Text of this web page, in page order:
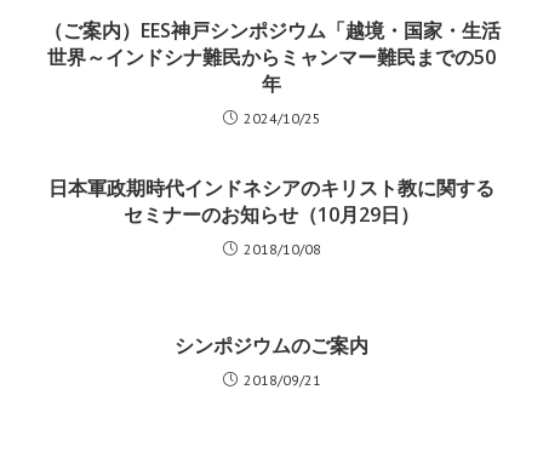
（ご案内）EES神戸シンポジウム「越境・国家・生活
世界～インドシナ難民からミャンマー難民までの50
年
2024/10/25
日本軍政期時代インドネシアのキリスト教に関する
セミナーのお知らせ（10月29日）
2018/10/08
シンポジウムのご案内
2018/09/21